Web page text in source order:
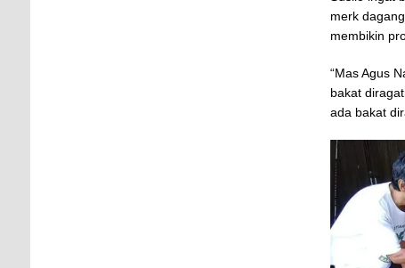
merk
membikin
“Mas Agus
bakat
ada bakat